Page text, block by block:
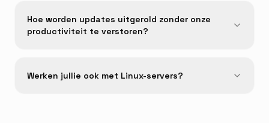
Hoe worden updates uitgerold zonder onze
productiviteit te verstoren?
Werken jullie ook met Linux-servers?